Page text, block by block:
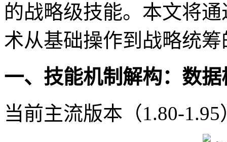
的战略级技能。本文将
术从基础操作到战略统
一、技能机制解构：数
当前主流版本（1.80-